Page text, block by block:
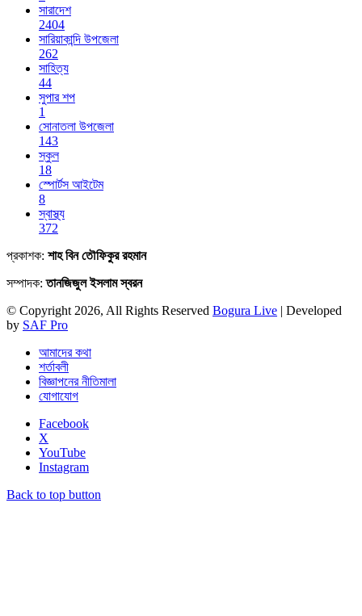
সারাদেশ
2404
সারিয়াকান্দি উপজেলা
262
সাহিত্য
44
সুপার শপ
1
সোনাতলা উপজেলা
143
স্কুল
18
স্পোর্টস আইটেম
8
স্বাস্থ্য
372
প্রকাশক: শাহ বিন তৌফিকুর রহমান
সম্পাদক:তানজিজুল ইসলাম স্বরন
© Copyright 2026, All Rights Reserved Bogura Live | Developed
by SAF Pro
আমাদের কথা
শর্তাবলী
বিজ্ঞাপনের নীতিমালা
যোগাযোগ
Facebook
X
YouTube
Instagram
Back to top button